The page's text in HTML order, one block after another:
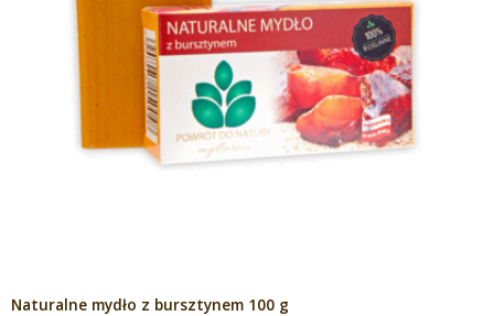
Naturalne mydło z bursztynem 100 g